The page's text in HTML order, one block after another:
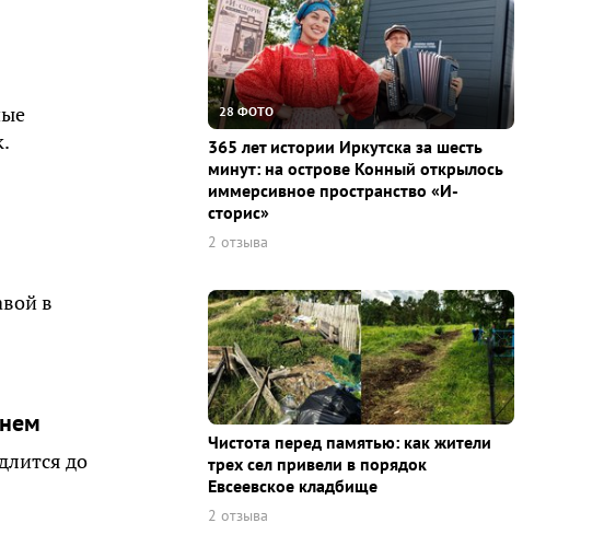
в
до
28 ФОТО
365 лет истории Иркутска за шесть
минут: на острове Конный открылось
иммерсивное пространство «И-
сторис»
2 отзыва
Чистота перед памятью: как жители
трех сел привели в порядок
Евсеевское кладбище
2 отзыва